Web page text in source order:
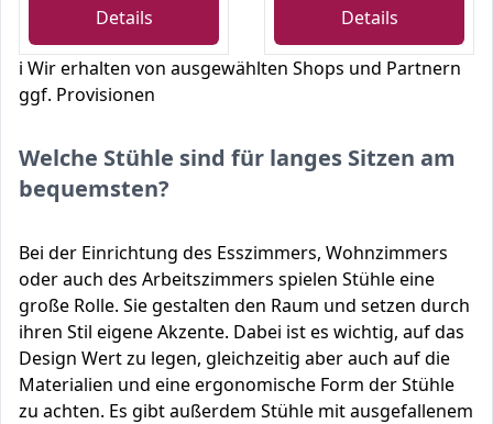
Details Details
ℹ️ Wir erhalten von ausgewählten Shops und Partnern
ggf. Provisionen
Welche Stühle sind für langes Sitzen am
bequemsten?
Bei der Einrichtung des Esszimmers, Wohnzimmers
oder auch des Arbeitszimmers spielen Stühle eine
große Rolle. Sie gestalten den Raum und setzen durch
ihren Stil eigene Akzente. Dabei ist es wichtig, auf das
Design Wert zu legen, gleichzeitig aber auch auf die
Materialien und eine ergonomische Form der Stühle
zu achten. Es gibt außerdem Stühle mit ausgefallenem